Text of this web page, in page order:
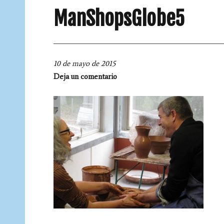
ManShopsGlobe5
10 de mayo de 2015
Deja un comentario